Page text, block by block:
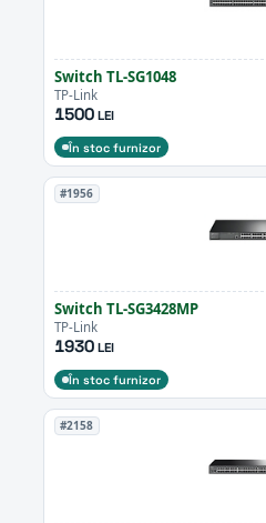
Switch TL-SG1048
TP-Link
1500LEI
În stoc furnizor
#1956
Switch TL-SG3428MP
TP-Link
1930LEI
În stoc furnizor
#2158